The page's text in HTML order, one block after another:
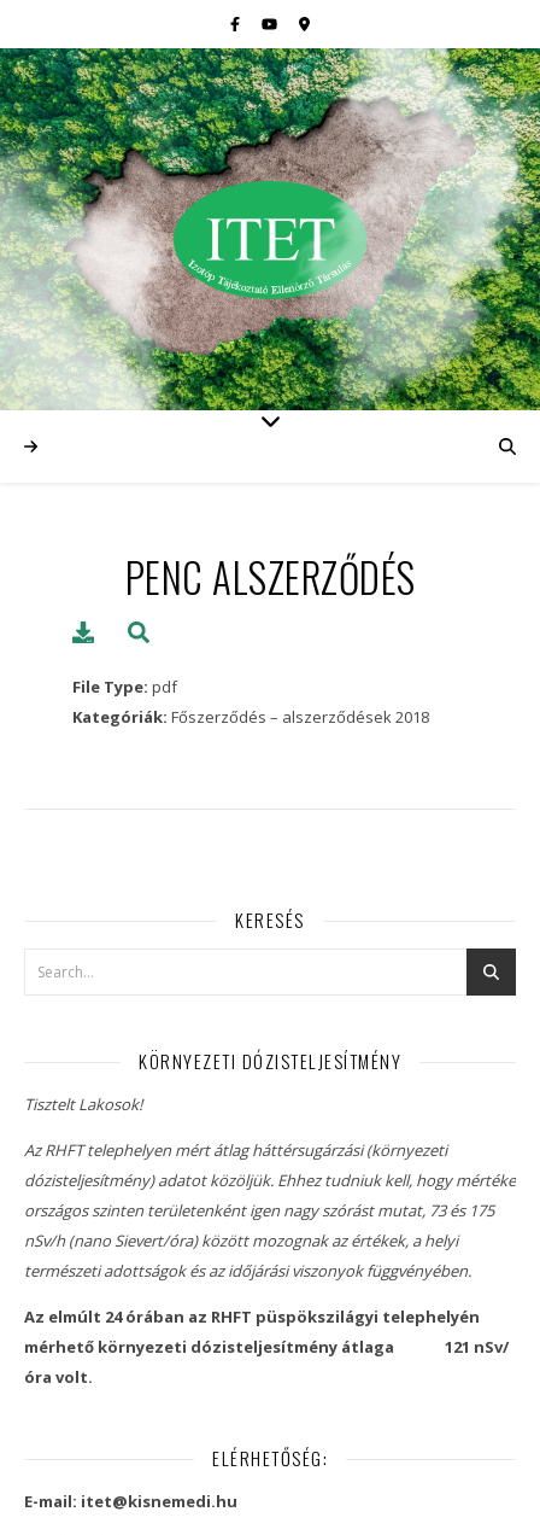
PENC ALSZERZŐDÉS
File Type: pdf
Kategóriák: Főszerződés – alszerződések 2018
KERESÉS
KÖRNYEZETI DÓZISTELJESÍTMÉNY
Tisztelt Lakosok!
Az RHFT telephelyen mért átlag háttérsugárzási (környezeti
dózisteljesítmény) adatot közöljük. Ehhez tudniuk kell, hogy mértéke
országos szinten területenként igen nagy szórást mutat, 73 és 175
nSv/h (nano Sievert/óra) között mozognak az értékek, a helyi
természeti adottságok és az időjárási viszonyok függvényében.
Az elmúlt 24 órában az RHFT püspökszilágyi telephelyén
mérhető környezeti dózisteljesítmény átlaga 121 nSv/
óra volt.
ELÉRHETŐSÉG:
E-mail: itet@kisnemedi.hu